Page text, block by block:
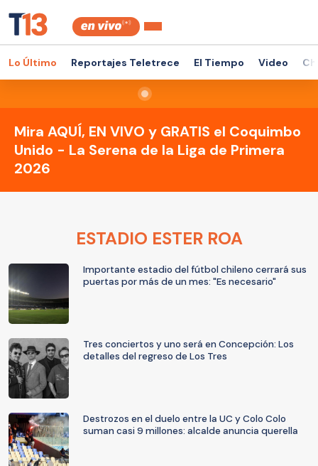
Lo Último Reportajes Teletrece El Tiempo Video
Mira AQUÍ, EN VIVO y GRATIS el Coquimbo
Unido - La Serena de la Liga de Primera
2026
ESTADIO ESTER ROA
Importante estadio del fútbol chileno cerrará sus
puertas por más de un mes: "Es necesario"
Tres conciertos y uno será en Concepción: Los
detalles del regreso de Los Tres
Destrozos en el duelo entre la UC y Colo Colo
suman casi 9 millones: alcalde anuncia querella